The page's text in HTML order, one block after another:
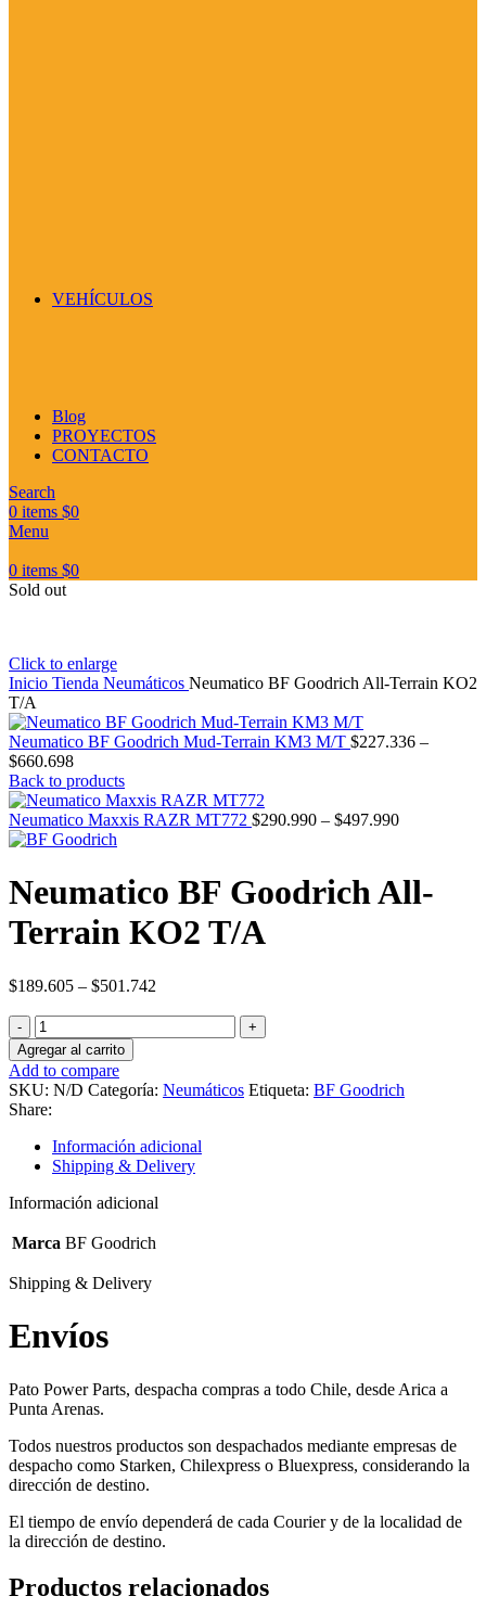
VEHÍCULOS
Blog
PROYECTOS
CONTACTO
Search
0 items $0
Menu
0 items $0
Sold out
Click to enlarge
Inicio Tienda Neumáticos Neumatico BF Goodrich All-Terrain KO2
T/A
Neumatico BF Goodrich Mud-Terrain KM3 M/T $227.336 –
$660.698
Back to products
Neumatico Maxxis RAZR MT772 $290.990 – $497.990
Neumatico BF Goodrich All-
Terrain KO2 T/A
$189.605 – $501.742
Neumatico
BF
Goodrich
All-
Terrain
KO2
T/A
cantidad
Agregar al carrito
Add to compare
SKU: N/D Categoría: Neumáticos Etiqueta: BF Goodrich
Share:
Información adicional
Shipping & Delivery
Información adicional
Marca BF Goodrich
Shipping & Delivery
Envíos
Pato Power Parts, despacha compras a todo Chile, desde Arica a
Punta Arenas.
Todos nuestros productos son despachados mediante empresas de
despacho como Starken, Chilexpress o Bluexpress, considerando la
dirección de destino.
El tiempo de envío dependerá de cada Courier y de la localidad de
la dirección de destino.
Productos relacionados